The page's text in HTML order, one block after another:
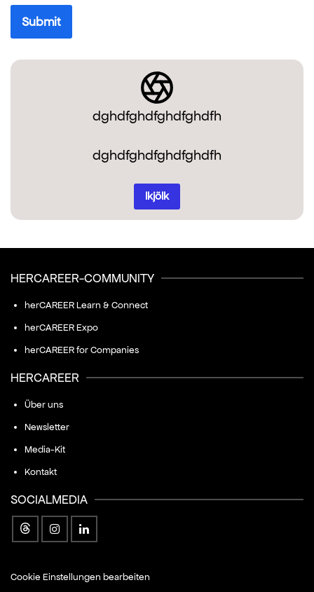
Submit
dghdfghdfghdfghdfh
dghdfghdfghdfghdfh
lkjölk
HERCAREER-COMMUNITY
herCAREER Learn & Connect
herCAREER Expo
herCAREER for Companies
HERCAREER
Über uns
Newsletter
Media-Kit
Kontakt
SOCIALMEDIA
Cookie Einstellungen bearbeiten